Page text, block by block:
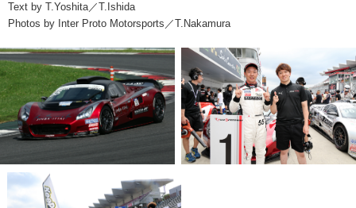
Text by T.Yoshita／T.Ishida
Photos by Inter Proto Motorsports／T.Nakamura